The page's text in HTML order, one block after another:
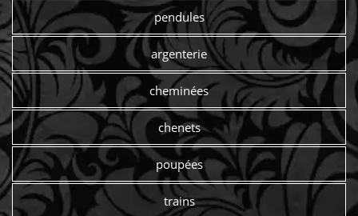
pendules
argenterie
cheminées
chenets
poupées
trains